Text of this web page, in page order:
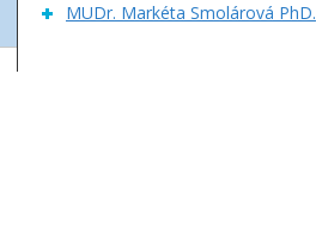
MUDr. Markéta Smolárová PhD.